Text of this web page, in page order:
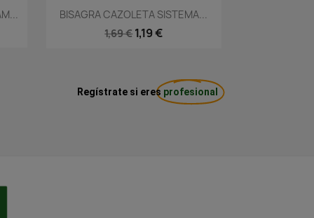
Vista rápida
BISAGRA CAZOLETA SISTEMA...
1,69 € 1,19 €
Regístrate si eres profesional